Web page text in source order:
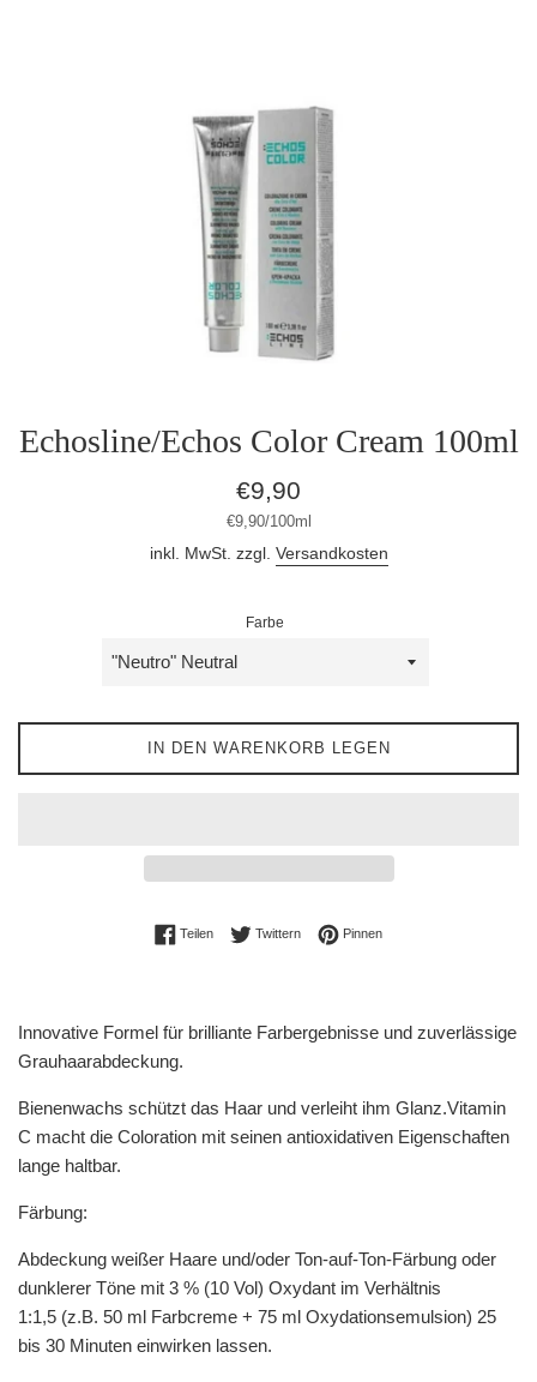
Echosline/Echos Color Cream 100ml
Normaler
Preis
€9,90
Stückpreis
€9,90/pro
100ml
inkl. MwSt. zzgl. Versandkosten
Farbe
IN DEN WARENKORB LEGEN
TeilenAuf Facebook teilen
TwitternAuf Twitter twittern
PinnenAuf Pinterest pinnen
Innovative Formel für brilliante Farbergebnisse und zuverlässige
Grauhaarabdeckung.
Bienenwachs schützt das Haar und verleiht ihm Glanz.Vitamin
C macht die Coloration mit seinen antioxidativen Eigenschaften
lange haltbar.
Färbung:
Abdeckung weißer Haare und/oder Ton-auf-Ton-Färbung oder
dunklerer Töne mit 3 % (10 Vol) Oxydant im Verhältnis
1:1,5 (z.B. 50 ml Farbcreme + 75 ml Oxydationsemulsion) 25
bis 30 Minuten einwirken lassen.